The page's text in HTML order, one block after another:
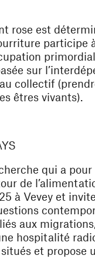
rose est
participe
sur
collectif
êtres vivants).
qui a
de
à Vevey et
aux
hospitalité
et propose